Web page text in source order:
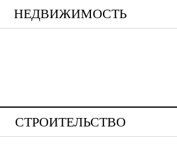
НЕДВИЖИМОСТЬ
СТРОИТЕЛЬСТВО